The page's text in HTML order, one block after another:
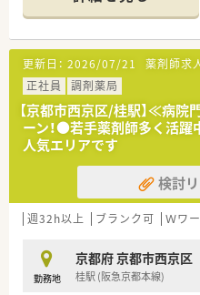
おり、在宅医療にも積極的
【募集背景と求める人物像
■多忙な店舗における増員
方も意欲があれば歓迎され
■20代から40代の幅広い年
ができる方はさらに優遇
■在宅医療の経験者は特に
宅業務への意欲があれば相
【職場環境と雰囲気】
■白を基調とした清潔感あ
系の椅子が並び開放的な雰
ており、活気があり雰囲気
■待合室にはプライベー
てあり、患者様との健康
更新日： 2026/07/21 薬剤師求
正社員
調剤薬局
【京都市西京区/桂駅】≪病
ーン！●若手薬剤師多く活躍
人気エリアです
検討
週32h以上 ブランク可 Ｗワ
勤務地
京都府 京都市西京区
桂駅 (阪急京都本線)